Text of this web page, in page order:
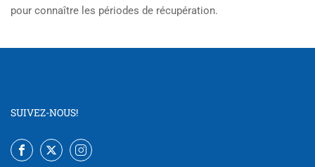
pour connaître les périodes de récupération.
SUIVEZ-NOUS!